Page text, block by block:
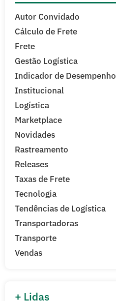
Autor Convidado
Cálculo de Frete
Frete
Gestão Logística
Indicador de Desempenho
Institucional
Logística
Marketplace
Novidades
Rastreamento
Releases
Taxas de Frete
Tecnologia
Tendências de Logística
Transportadoras
Transporte
Vendas
+ Lidas